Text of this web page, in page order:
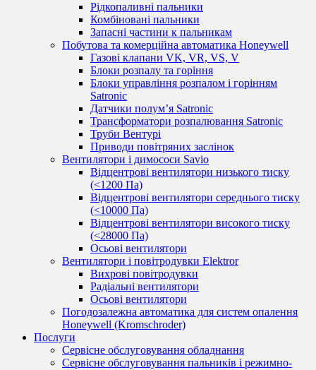
Рідкопаливні пальники
Комбіновані пальники
Запасні частини к пальникам
Побутова та комерційна автоматика Honeywell
Газові клапани VK, VR, VS, V
Блоки розпалу та горіння
Блоки управління розпалом і горінням
Satronic
Датчики полум’я Satronic
Трансформатори розпалювання Satronic
Труби Вентурі
Приводи повітряних заслінок
Вентилятори і димососи Savio
Відцентрові вентилятори низького тиску
(<1200 Па)
Відцентрові вентилятори середнього тиску
(<10000 Па)
Відцентрові вентилятори високого тиску
(<28000 Па)
Осьові вентилятори
Вентилятори і повітродувки Elektror
Вихрові повітродувки
Радіальні вентилятори
Осьові вентилятори
Погодозалежна автоматика для систем опалення
Honeywell (Kromschroder)
Послуги
Сервісне обслуговування обладнання
Сервісне обслуговування пальників і режимно-